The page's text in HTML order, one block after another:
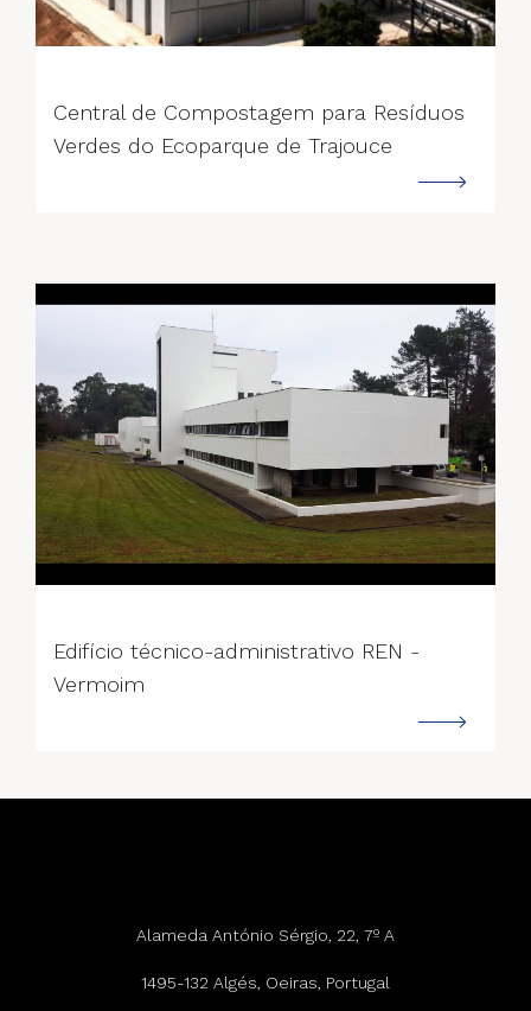
Central de Compostagem para Resíduos
Verdes do Ecoparque de Trajouce
Edifício técnico-administrativo REN -
Vermoim
Alameda António Sérgio, 22, 7º A
1495-132 Algés, Oeiras, Portugal